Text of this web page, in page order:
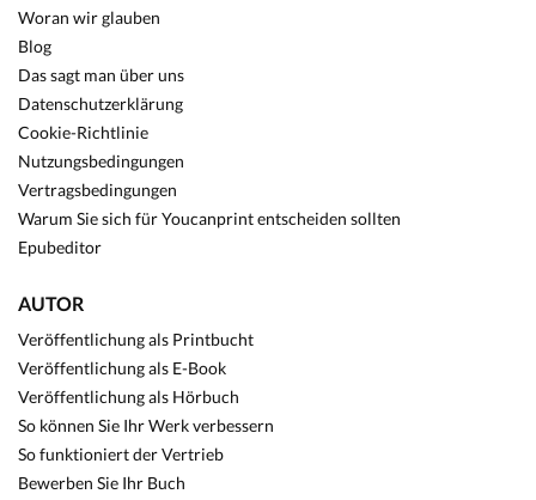
Woran wir glauben
Blog
Das sagt man über uns
Datenschutzerklärung
Cookie-Richtlinie
Nutzungsbedingungen
Vertragsbedingungen
Warum Sie sich für Youcanprint entscheiden sollten
Epubeditor
AUTOR
Veröffentlichung als Printbucht
Veröffentlichung als E-Book
Veröffentlichung als Hörbuch
So können Sie Ihr Werk verbessern
So funktioniert der Vertrieb
Bewerben Sie Ihr Buch